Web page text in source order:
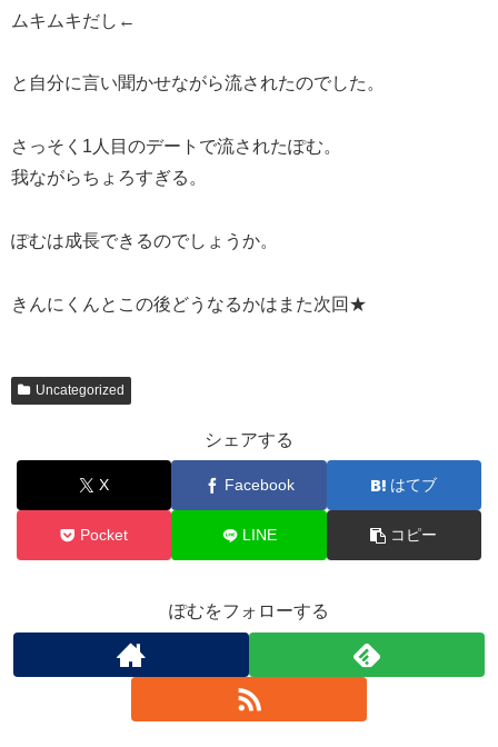
ムキムキだし←
と自分に言い聞かせながら流されたのでした。
さっそく1人目のデートで流されたぽむ。
我ながらちょろすぎる。
ぽむは成長できるのでしょうか。
きんにくんとこの後どうなるかはまた次回★
Uncategorized
シェアする
X Facebook はてブ
Pocket LINE コピー
ぽむをフォローする